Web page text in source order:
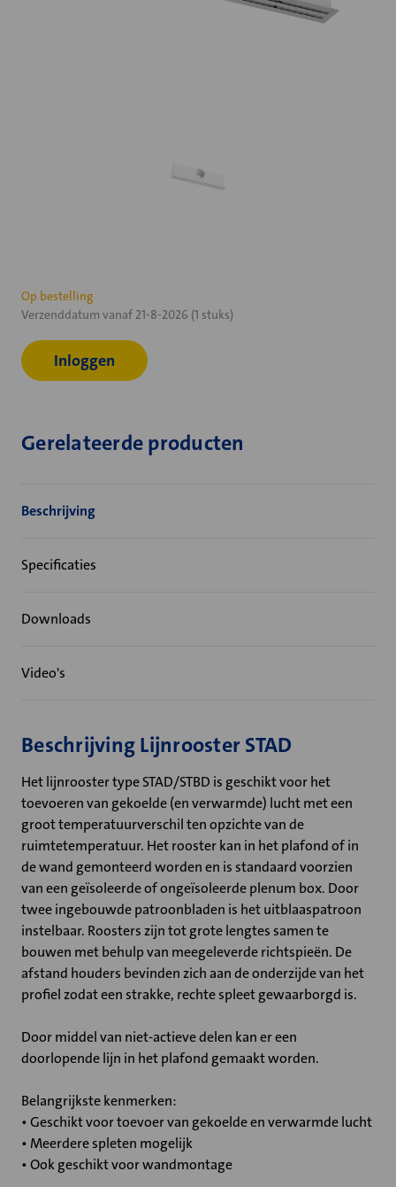
Huidige
voorraad:
Op bestelling
Verzenddatum vanaf 21-8-2026 (1 stuks)
Inloggen
Gerelateerde producten
Beschrijving
Specificaties
Downloads
Video's
Beschrijving Lijnrooster STAD
Het lijnrooster type STAD/STBD is geschikt voor het
toevoeren van gekoelde (en verwarmde) lucht met een
groot temperatuurverschil ten opzichte van de
ruimtetemperatuur. Het rooster kan in het plafond of in
de wand gemonteerd worden en is standaard voorzien
van een geïsoleerde of ongeïsoleerde plenum box. Door
twee ingebouwde patroonbladen is het uitblaaspatroon
instelbaar. Roosters zijn tot grote lengtes samen te
bouwen met behulp van meegeleverde richtspieën. De
afstand houders bevinden zich aan de onderzijde van het
profiel zodat een strakke, rechte spleet gewaarborgd is.
Door middel van niet-actieve delen kan er een
doorlopende lijn in het plafond gemaakt worden.
Belangrijkste kenmerken:
• Geschikt voor toevoer van gekoelde en verwarmde lucht
• Meerdere spleten mogelijk
• Ook geschikt voor wandmontage